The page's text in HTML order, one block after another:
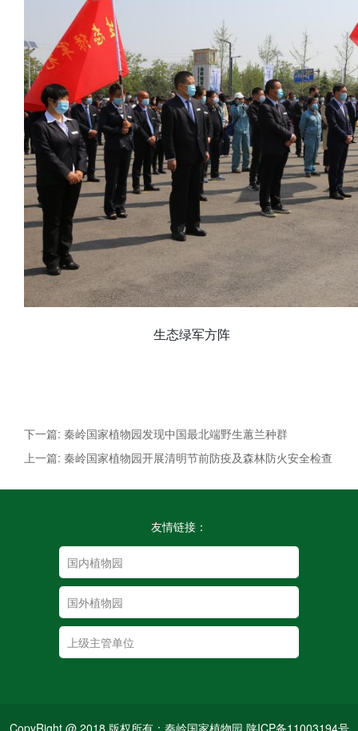
生态绿军方阵
下一篇: 秦岭国家植物园发现中国最北端野生蕙兰种群
上一篇: 秦岭国家植物园开展清明节前防疫及森林防火安全检查
友情链接：
CopyRight @ 2018 版权所有：秦岭国家植物园 陕ICP备11003194号